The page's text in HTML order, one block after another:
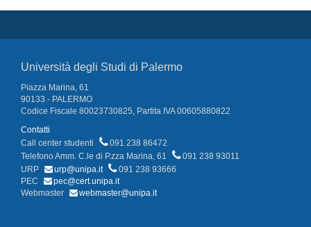
Università degli Studi di Palermo
Piazza Marina, 61
90133 - PALERMO
Codice Fiscale 80023730825, Partita IVA 00605880822
Contatti
Call center studenti
091 238 86472
Telefono Amm. C.le di P.zza Marina, 61
091 238 93011
URP
urp@unipa.it
091 238 93666
PEC
pec@cert.unipa.it
Webmaster
webmaster@unipa.it